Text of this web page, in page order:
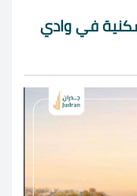
في وادي